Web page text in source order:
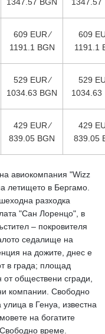
609 EUR ∕
1191.1 BGN
609
1191.1
529 EUR ∕
1034.63 BGN
529
1034.63
429 EUR ∕
839.05 BGN
429
839.05
авиокомпания "Wizz
летището в Бергамо.
разходка
"Сан Лоренцо", в
– покровителя
седалище на
на дожите, днес е
в града; площад
обществени сгради,
компании. Свободно
в Генуа, известна
на богатите
време.